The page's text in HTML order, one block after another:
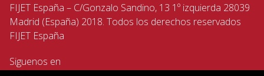
FIJET España – C/Gonzalo Sandino, 13 1º izquierda 28039
Madrid (España) 2018. Todos los derechos reservados
FIJET España
Siguenos en